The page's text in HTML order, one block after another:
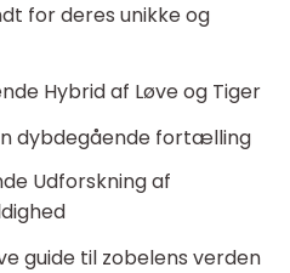
for deres unikke og
Hybrid af Løve og Tiger
dybdegående fortælling
Udforskning af
guide til zobelens verden